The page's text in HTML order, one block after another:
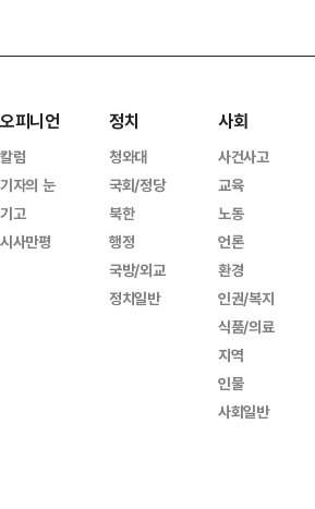
오피니언
칼럼
기자의 눈
기고
시사만평
정치
청와대
국회/정당
북한
행정
국방/외교
정치일반
사회
사건사고
교육
노동
언론
환경
인권/복지
식품/의료
지역
인물
사회일반